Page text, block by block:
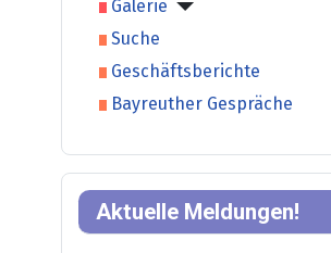
Galerie
Suche
Geschäftsberichte
Bayreuther Gespräche
Aktuelle Meldungen!